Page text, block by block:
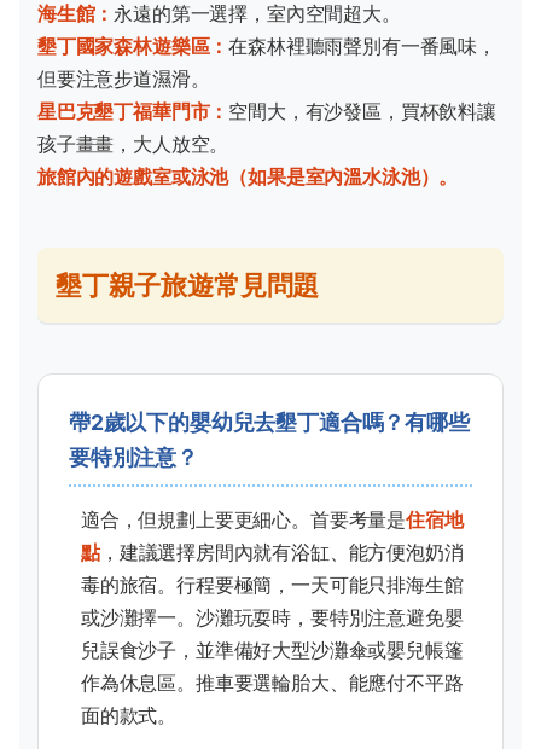
海生館： 永遠的第一選擇，室內空間超大。
墾丁國家森林遊樂區：在森林裡聽雨聲別有一番風味，
但要注意步道濕滑。
星巴克墾丁福華門市： 空間大，有沙發區，買杯飲料讓
孩子畫畫，大人放空。
旅館內的遊戲室或泳池（如果是室內溫水泳池）。
墾丁親子旅遊常見問題
帶2歲以下的嬰幼兒去墾丁適合嗎？有哪些
要特別注意？
適合，但規劃上要更細心。首要考量是住宿地
點，建議選擇房間內就有浴缸、能方便泡奶消
毒的旅宿。行程要極簡，一天可能只排海生館
或沙灘擇一。沙灘玩耍時，要特別注意避免嬰
兒誤食沙子，並準備好大型沙灘傘或嬰兒帳篷
作為休息區。推車要選輪胎大、能應付不平路
面的款式。